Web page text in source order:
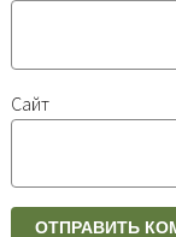
Сайт